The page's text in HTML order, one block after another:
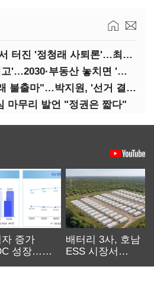
"당권은 짧다" 광주서 터진 '정청래 사퇴론'…최고위 '아수라장'
서울시장 선거의 '경고'…2030·부동산 놓치면 '총선도 대선도' 패배
"지도부 사퇴, 정청래 불출마"…박지원, '선거 결과 책임' 강조
마무리 발언 "정권은 짧다"
자 증가
성장…
배터리 3사, 호남
ESS 시장서